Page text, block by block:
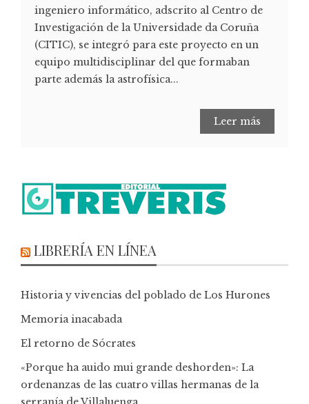
ingeniero informático, adscrito al Centro de
Investigación de la Universidade da Coruña
(CITIC), se integró para este proyecto en un
equipo multidisciplinar del que formaban
parte además la astrofísica...
Leer más
LIBRERÍA EN LÍNEA
Historia y vivencias del poblado de Los Hurones
Memoria inacabada
El retorno de Sócrates
«Porque ha auido mui grande deshorden»: La
ordenanzas de las cuatro villas hermanas de la